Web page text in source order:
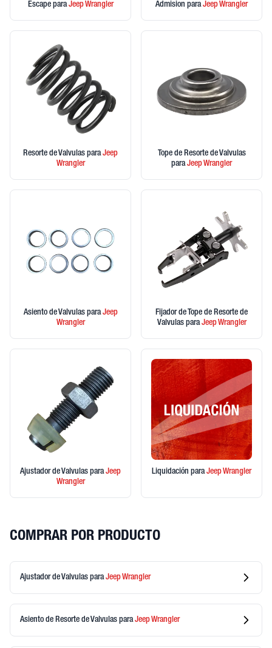
Escape paraJeepWrangler
Admision paraJeepWrangler
Resorte de Valvulas paraJeep
Wrangler
Tope de Resorte de Valvulas
paraJeepWrangler
Asiento de Valvulas paraJeep
Wrangler
Fijador de Tope de Resorte de
Valvulas paraJeepWrangler
Ajustador de Valvulas paraJeep
Wrangler
Liquidación paraJeepWrangler
COMPRAR POR PRODUCTO
Ajustador de Valvulas paraJeepWrangler
Asiento de Resorte de Valvulas paraJeepWrangler